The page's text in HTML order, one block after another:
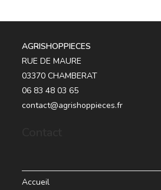
AGRISHOPPIECES
RUE DE MAURE
03370 CHAMBERAT
06 83 48 03 65
contact@agrishoppieces.fr
Accueil